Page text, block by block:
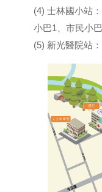
(4) 士林國小站
小巴1、市民小巴
(5) 新光醫院站